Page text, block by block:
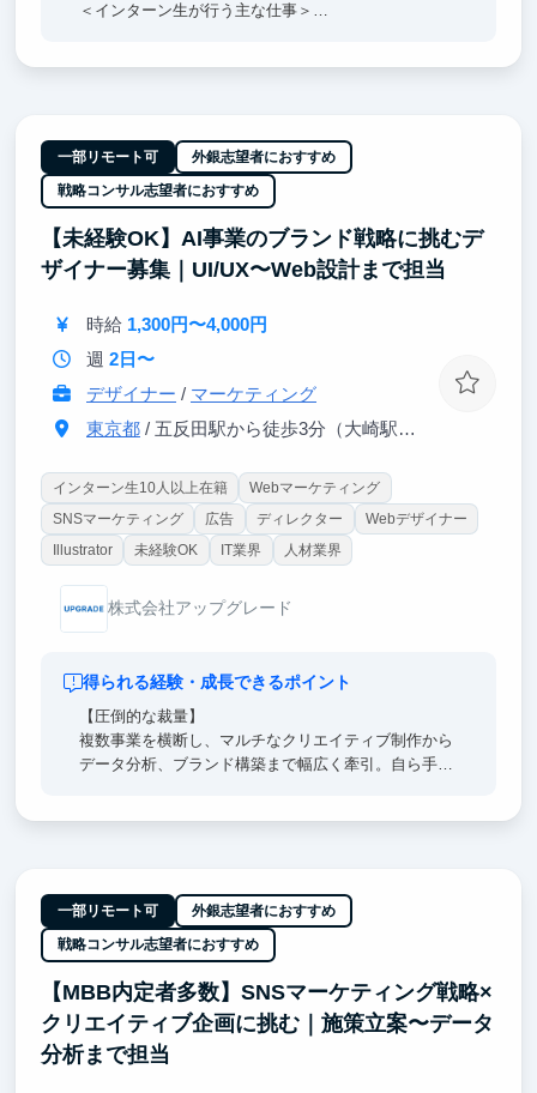
＜インターン生が行う主な仕事＞
面談にて紹介しております♪
■参画のメリット
・実利売上計上のガクチカ作成ができる
・インターン等完全未経験OK（ほとんど皆さん未経
験です）
・大手企業がスポンサーとして応援してくれています
・約10名の同世代の学生がチームでサポートしあいま
す
一部リモート可 外銀志望者におすすめ
戦略コンサル志望者におすすめ
【未経験OK】AI事業のブランド戦略に挑むデ
ザイナー募集｜UI/UX〜Web設計まで担当
時給 1,300円〜4,000円
週 2日〜
デザイナー / マーケティング
東京都/ 五反田駅から徒歩3分（大崎駅から徒歩8分）
インターン生10人以上在籍
Webマーケティング
SNSマーケティング
広告 ディレクター
Webデザイナー
Illustrator
未経験OK IT業界 人材業界
株式会社アップグレード
得られる経験・成長できるポイント
【圧倒的な裁量】
複数事業を横断し、マルチなクリエイティブ制作から
データ分析、ブランド構築まで幅広く牽引。自ら手が
経営陣のすぐ隣で、超一流の意思決定プロセスを肌で
感じつつ直接吸収できます。日々のフィードバックを
通じ、どこでも通用する「解像度の高い思考力」を身
に沁み込ませます。
【東大早慶8割】
高倍率を突破したトップ層が集結。オフィスに来るだ
一部リモート可 外銀志望者におすすめ
戦略コンサル志望者におすすめ
【MBB内定者多数】SNSマーケティング戦略×
クリエイティブ企画に挑む｜施策立案〜データ
分析まで担当